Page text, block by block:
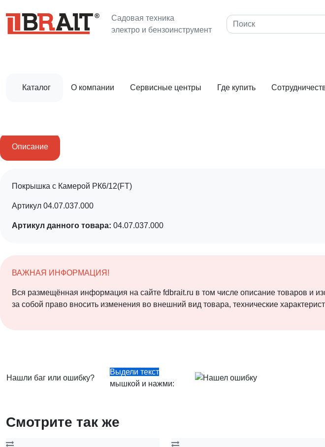
Садовая техника
электро и бензоинструмент
Каталог О компании Сервисные центры Где купить
Описание
Покрышка с Камерой РК6/12(FT)
Артикул 04.07.037.000
Артикул данного товара: 04.07.037.000
ВАЖНАЯ ИНФОРМАЦИЯ!
Вся размещённая информация на сайте fdbrait.ru в том числе описание товаров и
за собой право вносить изменения во внешний вид товара, технические
Нашли баг или ошибку?
Выдели текст
мышкой и нажми:
Смотрите так же